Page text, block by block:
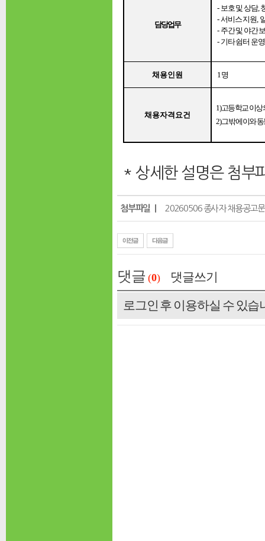
담당업무
- 보호 및 상담,
-서비스 지원,
- 주간 및 야간
- 기타 쉼터 운
채용인원 1명
채용자격요건
1)고등학교 이상
2)그 밖에 이와
* 상세한 설명은 첨부
첨부파일 ｜ 20260506 종사자 채용공고
댓글(0)
댓글쓰기
로그인 후 이용하실 수 있